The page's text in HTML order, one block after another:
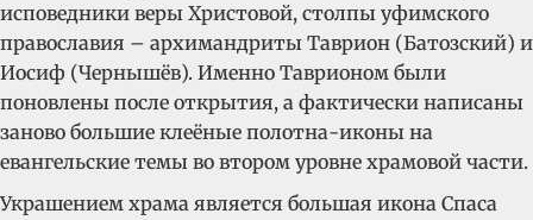
исповедники веры Христовой, столпы уфимского
православия – архимандриты Таврион (Батозский) и
Иосиф (Чернышёв). Именно Таврионом были
поновлены после открытия, а фактически написаны
заново большие клеёные полотна-иконы на
евангельские темы во втором уровне храмовой части.
Украшением храма является большая икона Спаса